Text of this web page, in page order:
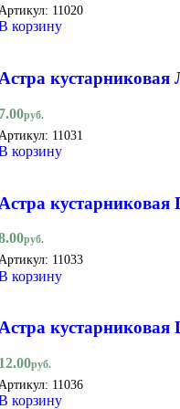
11020
корзину
руб.
11031
корзину
кустарниковая
руб.
11033
корзину
кустарниковая
руб.
11036
корзину